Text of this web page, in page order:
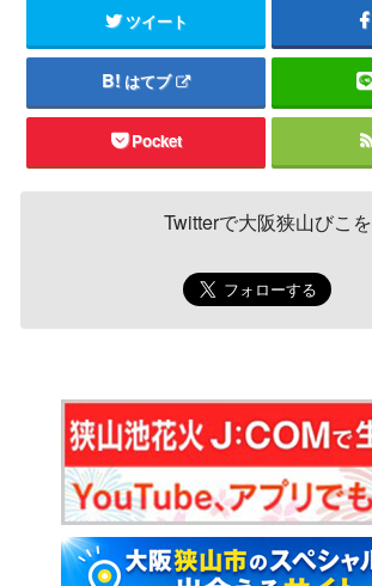
ツイート
はてブ
Pocket
Twitterで大阪狭山びこを